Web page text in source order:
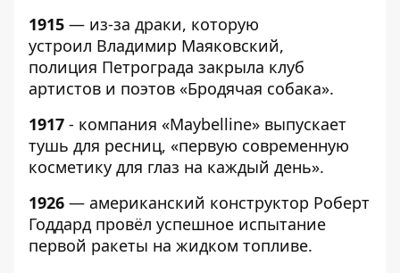
1915 — из-за драки, которую
устроил Владимир Маяковский,
полиция Петрограда закрыла клуб
артистов и поэтов «Бродячая собака».
1917 - компания «Maybelline» выпускает
тушь для ресниц, «первую современную
косметику для глаз на каждый день».
1926 — американский конструктор Роберт
Годдард провёл успешное испытание
первой ракеты на жидком топливе.